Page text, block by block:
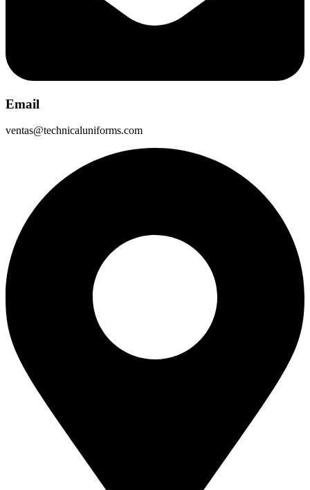
Email
ventas@technicaluniforms.com